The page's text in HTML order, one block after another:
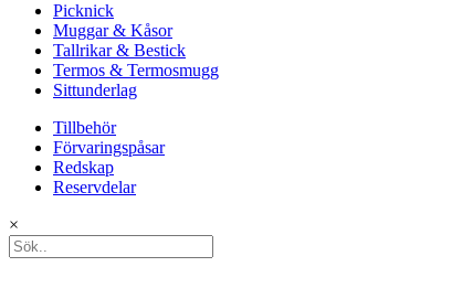
Picknick
Muggar & Kåsor
Tallrikar & Bestick
Termos & Termosmugg
Sittunderlag
Tillbehör
Förvaringspåsar
Redskap
Reservdelar
×